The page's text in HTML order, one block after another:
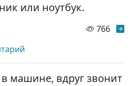
или ноутбук.
766
машине, вдруг звонит